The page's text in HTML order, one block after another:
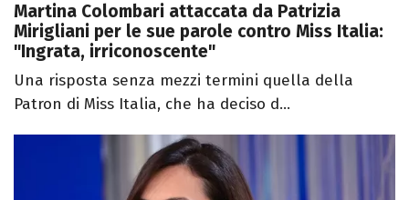
Martina Colombari attaccata da Patrizia
Mirigliani per le sue parole contro Miss Italia:
"Ingrata, irriconoscente"
Una risposta senza mezzi termini quella della
Patron di Miss Italia, che ha deciso d...